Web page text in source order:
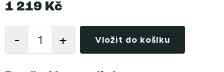
1 219 Kč
cena:
Vložit do košíku